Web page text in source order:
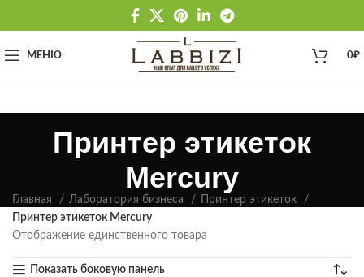
МЕНЮ 0₽
Принтер этикеток
Mercury
Главная Лаборатория бизнеса
Принтер этикеток
Принтер этикеток Mercury
Отображение единственного товара
Показать боковую панель